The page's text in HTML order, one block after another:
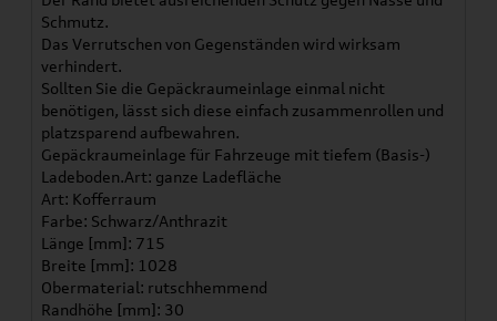
Schmutz.
Das Verrutschen von Gegenständen wird wirksam
verhindert.
Sollten Sie die Gepäckraumeinlage einmal nicht
benötigen, lässt sich diese einfach zusammenrollen und
platzsparend aufbewahren.
Gepäckraumeinlage für Fahrzeuge mit tiefem (Basis-)
Ladeboden.Art: ganze Ladefläche
Art: Kofferraum
Farbe: Schwarz/Anthrazit
Länge [mm]: 715
Breite [mm]: 1028
Obermaterial: rutschhemmend
Randhöhe [mm]: 30